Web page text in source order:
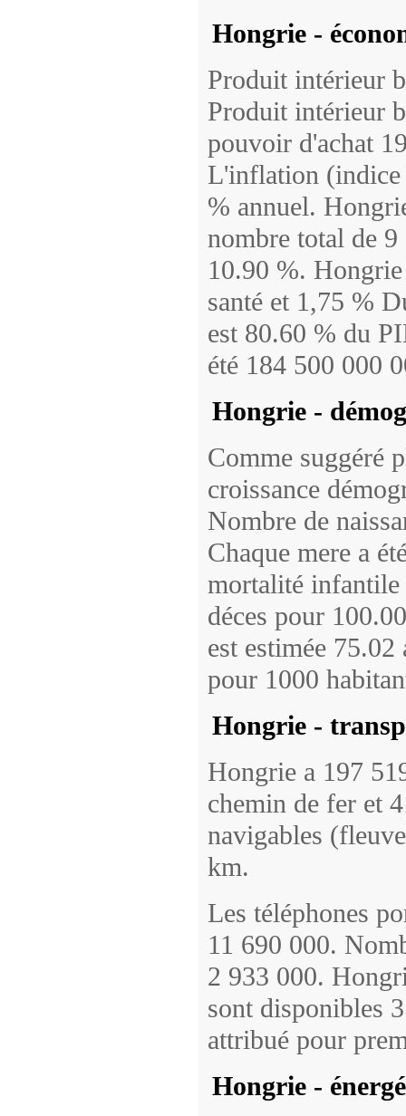
Hongrie -
Produit intérieur
Produit intérieur
pouvoir d'achat
L'inflation (indice
% annuel.
nombre total de 9
10.90 %.
santé et 1,75 %
est 80.60 % du
été 184 500 000
Hongrie -
Comme suggéré
croissance
Nombre de
Chaque mere a
mortalité infantile
déces pour
est estimée
pour 1000
Hongrie -
Hongrie a 197
chemin de fer et
navigables
km.
Les téléphones
11 690 000.
2 933 000.
sont disponibles
attribué pour
Hongrie -